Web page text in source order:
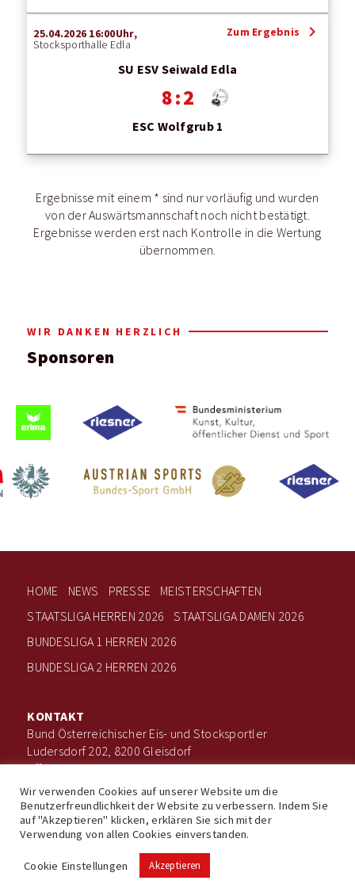
25.04.2026 16:00Uhr,
Stocksporthalle Edla
SU ESV Seiwald Edla
8 : 2
ESC Wolfgrub 1
Zum Ergebnis chevron_right
Ergebnisse mit einem * sind nur vorläufig und wurden
von der Auswärtsmannschaft noch nicht bestätigt.
Ergebnisse werden erst nach Kontrolle in die Wertung
übernommen.
WIR DANKEN HERZLICH
Sponsoren
HOME NEWS PRESSE
MEISTERSCHAFTEN
STAATSLIGA HERREN 2026
STAATSLIGA DAMEN 2026
BUNDESLIGA 1 HERREN 2026
BUNDESLIGA 2 HERREN 2026
KONTAKT
Bund Österreichischer Eis- und Stocksportler
Ludersdorf 202, 8200 Gleisdorf
office@boee.at
+43 660 506 7203
Impressum Datenschutz
© Bund Österreichischer Eis- und Stocksportler
Wir verwenden Cookies auf unserer Website um die
Benutzerfreundlichkeit der Website zu verbessern. Indem Sie
auf "Akzeptieren" klicken, erklären Sie sich mit der
Verwendung von allen Cookies einverstanden.
Cookie Einstellungen Akzeptieren